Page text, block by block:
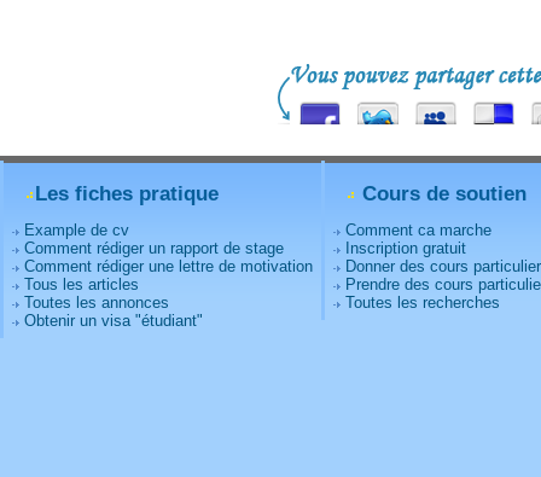
Les fiches pratique
Example de cv
Comment rédiger un rapport de stage
Comment rédiger une lettre de motivation
Tous les articles
Toutes les annonces
Obtenir un visa "étudiant"
Cours de soutien
Comment ca marche
Inscription gratuit
Donner des cours
Prendre des cours
Toutes les recherches